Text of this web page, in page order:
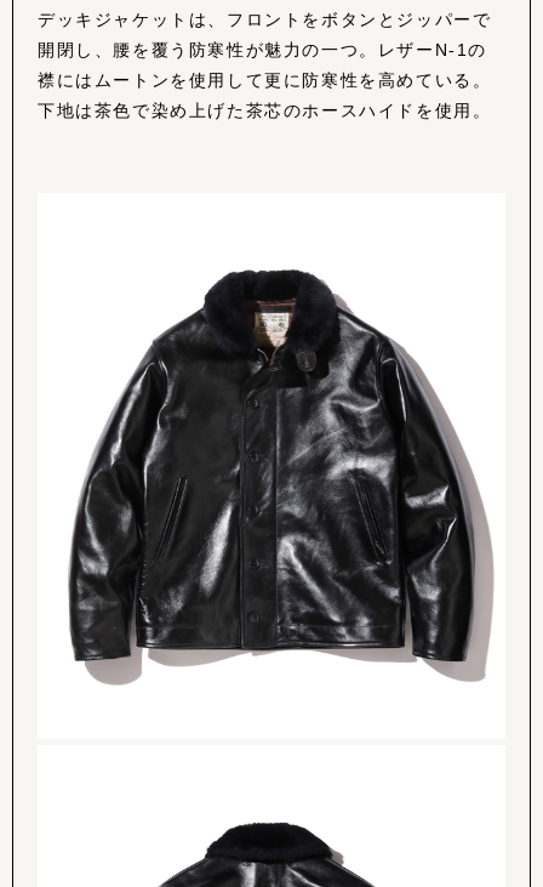
デッキジャケットは、フロントをボタンとジッパーで
開閉し、腰を覆う防寒性が魅力の一つ。レザーN-1の
襟にはムートンを使用して更に防寒性を高めている。
下地は茶色で染め上げた茶芯のホースハイドを使用。